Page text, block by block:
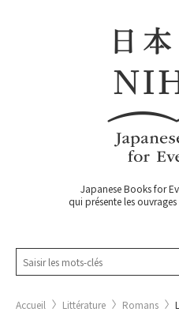
Japanese Books for
qui présente les
Accueil Littérature Romans